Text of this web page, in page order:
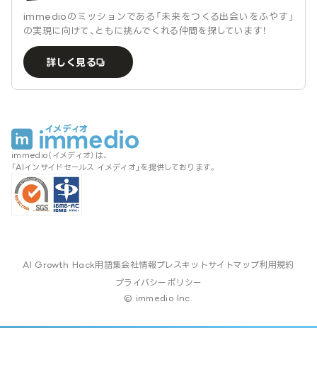
immedioのミッションである「未来をつくる出会いをふやす」
の実現に向けて、ともに挑んでくれる仲間を探しています！
詳しく見る
immedio（イメディオ）は、
「AIインサイドセールス イメディオ」を提供しております。
AI Growth Hack用語集会社情報プレスキットサイトマップ利用規約
プライバシーポリシー
© immedio Inc.